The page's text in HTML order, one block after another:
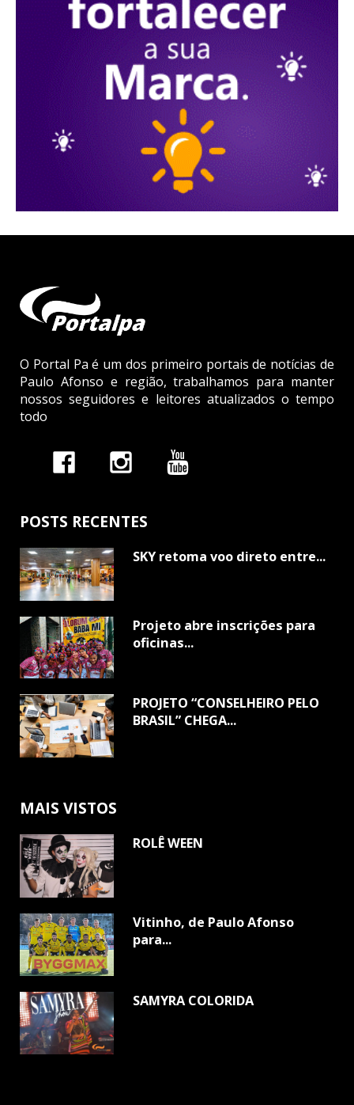
O Portal Pa é um dos primeiro portais de notícias de
Paulo Afonso e região, trabalhamos para manter
nossos seguidores e leitores atualizados o tempo
todo
POSTS RECENTES
SKY retoma voo direto entre...
Projeto abre inscrições para
oficinas...
PROJETO “CONSELHEIRO PELO
BRASIL” CHEGA...
MAIS VISTOS
ROLÊ WEEN
Vitinho, de Paulo Afonso
para...
SAMYRA COLORIDA